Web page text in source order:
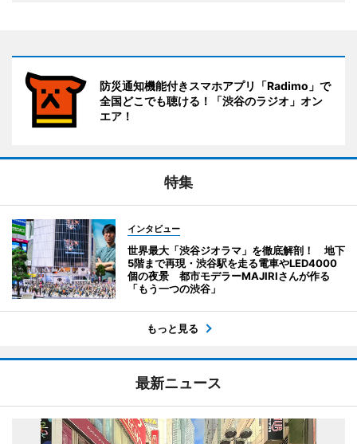
防災通知機能付きスマホアプリ「Radimo」で
全国どこでも聴ける！「渋谷のラジオ」オン
エア！
特集
インタビュー
世界最大「渋谷ジオラマ」を徹底解剖！ 地下
5階まで再現・渋谷駅を走る電車やLED4000
個の夜景 都市モデラーMAJIRIさんが作る
「もう一つの渋谷」
もっと見る
最新ニュース